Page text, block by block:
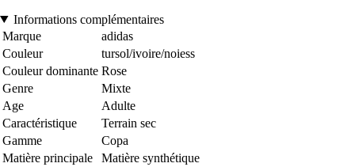
Informations complémentaires
Marque
adidas
Couleur
tursol/ivoire/noiess
Couleur dominante Rose
Genre
Mixte
Age
Adulte
Caractéristique
Terrain sec
Gamme
Copa
Matière principale
Matière synthétique